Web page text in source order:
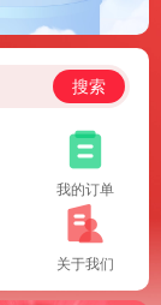
搜索
我的订单
关于我们